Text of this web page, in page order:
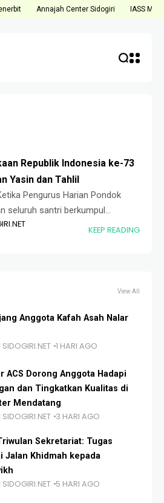
Annajah Center Sidogiri IASS
Republik Indonesia ke-73
Yasin dan Tahlil
Pengurus Harian Pondok
seluruh santri berkumpul
pembacaan tahlil dan yasin
Sebelum memperingati Hari
KEEP READING
View All
Anggota Kafah Asah Nalar
SIDOGIRI.NET 1 HARI AGO
ACS Dorong Anggota Hadapi
dan Tingkatkan Kualitas di
Mendatang
SIDOGIRI.NET 3 HARI AGO
Sekretariat: Tugas
Jalan Khidmah kepada
SIDOGIRI.NET 5 HARI AGO